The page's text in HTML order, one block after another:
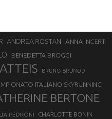
ANDREA ROSTAN ANNA INCERTI
BENEDETTA BROGGI
BRUNO BRUNOD
ITALIANO SKYRUNNING
BERTONE
PEDRONI CHARLOTTE BONIN